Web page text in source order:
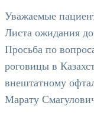
Уважаемые
Листа ожидания
Просьба по
роговицы в
внештатному
Марату